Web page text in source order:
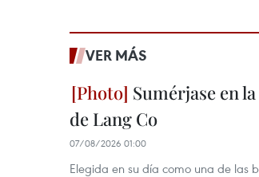
VER MÁS
Sumérjase en
de Lang Co
07/08/2026 01:00
Elegida en su día como una de las